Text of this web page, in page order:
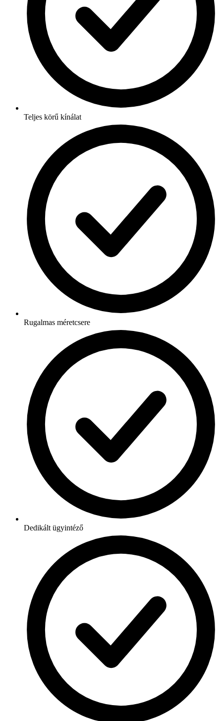
Teljes körű kínálat
Rugalmas méretcsere
Dedikált ügyintéző